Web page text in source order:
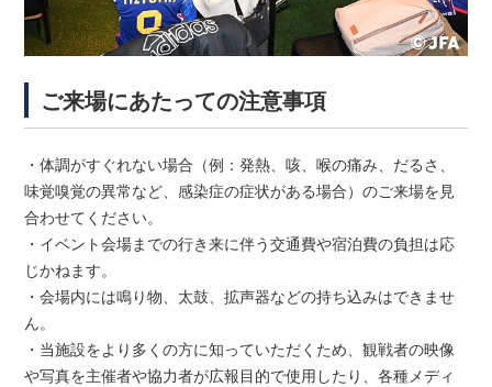
ご来場にあたっての注意事項
・体調がすぐれない場合（例：発熱、咳、喉の痛み、だるさ、
味覚嗅覚の異常など、感染症の症状がある場合）のご来場を見
合わせてください。
・イベント会場までの行き来に伴う交通費や宿泊費の負担は応
じかねます。
・会場内には鳴り物、太鼓、拡声器などの持ち込みはできませ
ん。
・当施設をより多くの方に知っていただくため、観戦者の映像
や写真を主催者や協力者が広報目的で使用したり、各種メディ